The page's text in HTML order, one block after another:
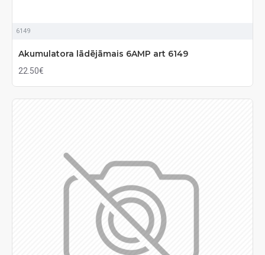
6149
Akumulatora lādējāmais 6AMP art 6149
22.50€